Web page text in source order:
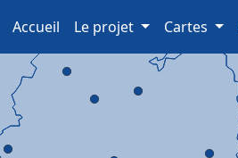
Accueil (current)
Le projet Cartes